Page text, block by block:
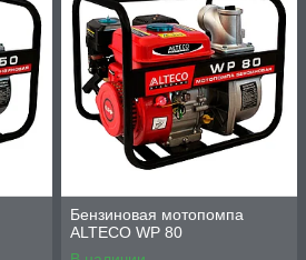
Бензиновая мотопомпа
ALTECO WP 80